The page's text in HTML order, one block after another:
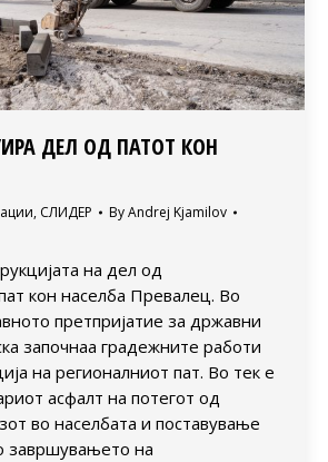
ДЕЛ ОД ПАТОТ КОН
, СЛИДЕР ByAndrej Kjamilov
на дел од
кон населба Превалец. Во
претпријатие за државни
започнаа градежните работи
на регионалниот пат. Во тек е
асфалт на потегот од
во населбата и поставување
завршувањето на